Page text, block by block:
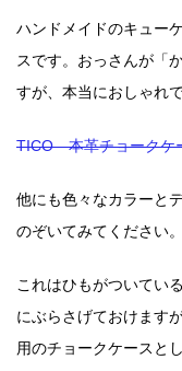
ハンドメイドのキュー
スです。おっさんが「
すが、本当におしゃれ
TICO 本革チョークケ
他にも色々なカラーと
のぞいてみてください。
これはひもがついてい
にぶらさげておけます
用のチョークケースと